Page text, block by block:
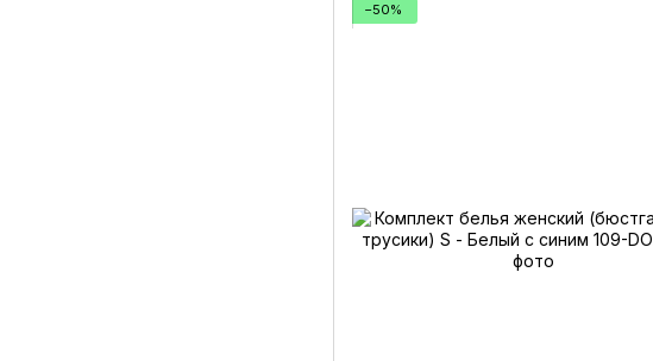
−50%